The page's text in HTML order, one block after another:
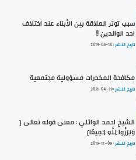
سبب توتر العلاقة بين الأبناء عند اختلاف
احد الوالدين !!
تاريخ النشر :2019-06-10
مكافحة المخدرات مسؤولية مجتمعية
تاريخ النشر :2021-04-19
الشيخ احمد الوائلي : معنى قوله تعالى {
وَبَرَزُوا لِلَّهِ جَمِيعًا}
تاريخ النشر :2019-11-09